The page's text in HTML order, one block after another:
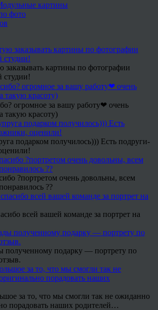
картины
фото
заказывать картины по фотографии
студии!
огромное за вашу работу❤ очень
такую красоту)
подарком получилось))) Есть подруги-
?портретом очень довольны, всем
??
всей вашей команде за портрет на
полученному подарку — портрету по
за то, что мы смогли так не ожиданно
порадовать наших родителей…